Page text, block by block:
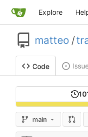
Explore
matteo /
Code
main